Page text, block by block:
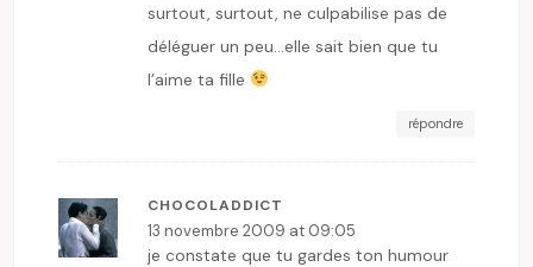
surtout, surtout, ne culpabilise pas de
déléguer un peu…elle sait bien que tu
l’aime ta fille
répondre
CHOCOLADDICT
13 novembre 2009 at 09:05
je constate que tu gardes ton humour